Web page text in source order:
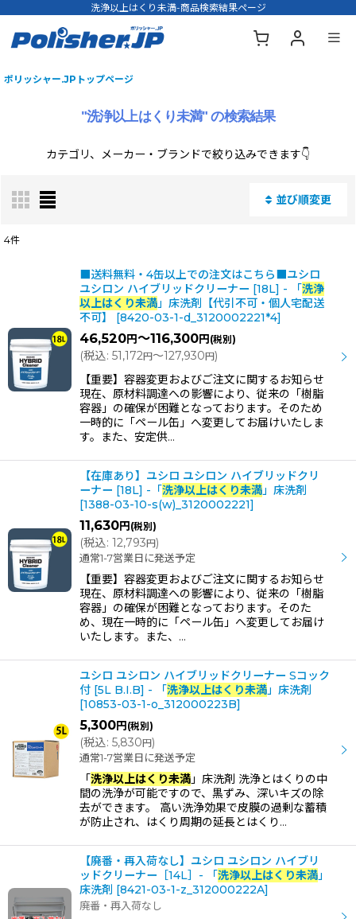
洗浄以上はくり未満-商品検索結果ページ
ポリッシャー.JPトップページ
"洗浄以上はくり未満" の検索結果
カテゴリ、メーカー・ブランドで絞り込みできます👇
並び順変更
表示数:
並び順
メーカー・ブランド:
4件
■送料無料・4缶以上での注文はこちら■ユシロ
ユシロン ハイブリッドクリーナー [18L] - 「洗浄
以上はくり未満」床洗剤【代引不可・個人宅配送
不可】
[8420-03-1-d_3120002221*4]
46,520円～116,300円 (税別)
(税込: 51,172円～127,930円)
【重要】容器変更およびご注文に関するお知らせ
現在、原材料調達への影響により、従来の「樹脂
容器」の確保が困難となっております。そのため
一時的に「ペール缶」へ変更してお届けいたしま
す。また、安定供…
【在庫あり】ユシロ ユシロン ハイブリッドクリ
ーナー [18L] -「洗浄以上はくり未満」床洗剤
[1388-03-10-s(w)_3120002221]
11,630円 (税別)
(税込: 12,793円)
通常1-7営業日に発送予定
【重要】容器変更およびご注文に関するお知らせ
現在、原材料調達への影響により、従来の「樹脂
容器」の確保が困難となっております。そのた
め、現在一時的に「ペール缶」へ変更してお届け
いたします。また、…
ユシロ ユシロン ハイブリッドクリーナー Sコック
付 [5L B.I.B] - 「洗浄以上はくり未満」床洗剤
[10853-03-1-o_312000223B]
5,300円 (税別)
(税込: 5,830円)
通常1-7営業日に発送予定
「洗浄以上はくり未満 」床洗剤 洗浄とはくりの中
間の洗浄が可能ですので、黒ずみ、深いキズの除
去ができます。 高い洗浄効果で皮膜の過剰な蓄積
が防止され、はくり周期の延長とはくり…
【廃番・再入荷なし】ユシロ ユシロン ハイブリ
ッドクリーナー［14L］- 「洗浄以上はくり未満」
床洗剤 [8421-03-1-z_312000222A]
廃番・再入荷なし